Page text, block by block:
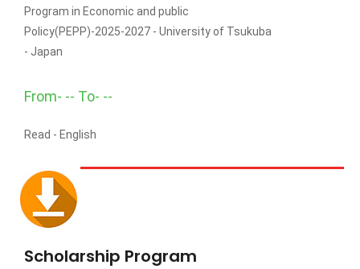
Program in Economic and public
Policy(PEPP)-2025-2027 - University of Tsukuba
- Japan
From- -- To- --
Read - English
Scholarship Program